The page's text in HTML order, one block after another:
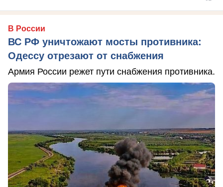
В России
ВС РФ уничтожают мосты противника:
Одессу отрезают от снабжения
Армия России режет пути снабжения противника.